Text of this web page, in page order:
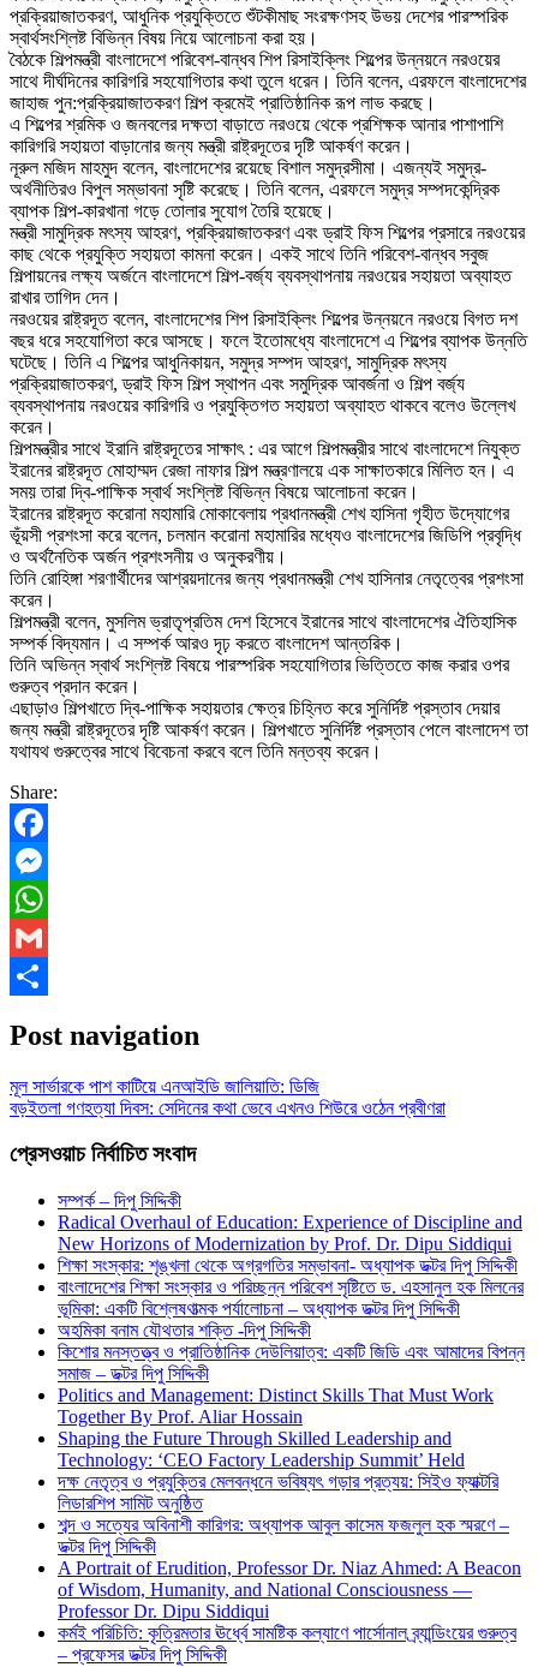
প্রক্রিয়াজাতকরণ, আধুনিক প্রযুক্তিতে শুঁটকীমাছ সংরক্ষণসহ উভয় দেশের পারস্পরিক
স্বার্থসংশ্লিষ্ট বিভিন্ন বিষয় নিয়ে আলোচনা করা হয়।
বৈঠকে শিল্পমন্ত্রী বাংলাদেশে পরিবেশ-বান্ধব শিপ রিসাইক্লিং শিল্পের উন্নয়নে নরওয়ের
সাথে দীর্ঘদিনের কারিগরি সহযোগিতার কথা তুলে ধরেন। তিনি বলেন, এরফলে বাংলাদেশের
জাহাজ পুন:প্রক্রিয়াজাতকরণ শিল্প ক্রমেই প্রাতিষ্ঠানিক রূপ লাভ করছে।
এ শিল্পের শ্রমিক ও জনবলের দক্ষতা বাড়াতে নরওয়ে থেকে প্রশিক্ষক আনার পাশাপাশি
কারিগরি সহায়তা বাড়ানোর জন্য মন্ত্রী রাষ্ট্রদূতের দৃষ্টি আকর্ষণ করেন।
নূরুল মজিদ মাহমুদ বলেন, বাংলাদেশের রয়েছে বিশাল সমুদ্রসীমা। এজন্যই সমুদ্র-
অর্থনীতিরও বিপুল সম্ভাবনা সৃষ্টি করেছে। তিনি বলেন, এরফলে সমুদ্র সম্পদকেন্দ্রিক
ব্যাপক শিল্প-কারখানা গড়ে তোলার সুযোগ তৈরি হয়েছে।
মন্ত্রী সামুদ্রিক মৎস্য আহরণ, প্রক্রিয়াজাতকরণ এবং ড্রাই ফিস শিল্পের প্রসারে নরওয়ের
কাছ থেকে প্রযুক্তি সহায়তা কামনা করেন। একই সাথে তিনি পরিবেশ-বান্ধব সবুজ
শিল্পায়নের লক্ষ্য অর্জনে বাংলাদেশে শিল্প-বর্জ্য ব্যবস্থাপনায় নরওয়ের সহায়তা অব্যাহত
রাখার তাগিদ দেন।
নরওয়ের রাষ্ট্রদূত বলেন, বাংলাদেশের শিপ রিসাইক্লিং শিল্পের উন্নয়নে নরওয়ে বিগত দশ
বছর ধরে সহযোগিতা করে আসছে। ফলে ইতোমধ্যে বাংলাদেশে এ শিল্পের ব্যাপক উন্নতি
ঘটেছে। তিনি এ শিল্পের আধুনিকায়ন, সমুদ্র সম্পদ আহরণ, সামুদ্রিক মৎস্য
প্রক্রিয়াজাতকরণ, ড্রাই ফিস শিল্প স্থাপন এবং সমুদ্রিক আবর্জনা ও শিল্প বর্জ্য
ব্যবস্থাপনায় নরওয়ের কারিগরি ও প্রযুক্তিগত সহায়তা অব্যাহত থাকবে বলেও উল্লেখ
করেন।
শিল্পমন্ত্রীর সাথে ইরানি রাষ্ট্রদূতের সাক্ষাৎ : এর আগে শিল্পমন্ত্রীর সাথে বাংলাদেশে নিযুক্ত
ইরানের রাষ্ট্রদূত মোহাম্মদ রেজা নাফার শিল্প মন্ত্রণালয়ে এক সাক্ষাতকারে মিলিত হন। এ
সময় তারা দ্বি-পাক্ষিক স্বার্থ সংশ্লিষ্ট বিভিন্ন বিষয়ে আলোচনা করেন।
ইরানের রাষ্ট্রদূত করোনা মহামারি মোকাবেলায় প্রধানমন্ত্রী শেখ হাসিনা গৃহীত উদ্যোগের
ভূঁয়সী প্রশংসা করে বলেন, চলমান করোনা মহামারির মধ্যেও বাংলাদেশের জিডিপি প্রবৃদ্ধি
ও অর্থনৈতিক অর্জন প্রশংসনীয় ও অনুকরণীয়।
তিনি রোহিঙ্গা শরণার্থীদের আশ্রয়দানের জন্য প্রধানমন্ত্রী শেখ হাসিনার নেতৃত্বের প্রশংসা
করেন।
শিল্পমন্ত্রী বলেন, মুসলিম ভ্রাতৃপ্রতিম দেশ হিসেবে ইরানের সাথে বাংলাদেশের ঐতিহাসিক
সম্পর্ক বিদ্যমান। এ সম্পর্ক আরও দৃঢ় করতে বাংলাদেশ আন্তরিক।
তিনি অভিন্ন স্বার্থ সংশ্লিষ্ট বিষয়ে পারস্পরিক সহযোগিতার ভিত্তিতে কাজ করার ওপর
গুরুত্ব প্রদান করেন।
এছাড়াও শিল্পখাতে দ্বি-পাক্ষিক সহায়তার ক্ষেত্র চিহ্নিত করে সুনির্দিষ্ট প্রস্তাব দেয়ার
জন্য মন্ত্রী রাষ্ট্রদূতের দৃষ্টি আকর্ষণ করেন। শিল্পখাতে সুনির্দিষ্ট প্রস্তাব পেলে বাংলাদেশ তা
যথাযথ গুরুত্বের সাথে বিবেচনা করবে বলে তিনি মন্তব্য করেন।
Share:
Facebook
Messenger
WhatsApp
Gmail
Post navigation
মূল সার্ভারকে পাশ কাটিয়ে এনআইডি জালিয়াতি: ডিজি
বড়ইতলা গণহত্যা দিবস: সেদিনের কথা ভেবে এখনও শিউরে ওঠেন প্রবীণরা
প্রেসওয়াচ নির্বাচিত সংবাদ
সম্পর্ক – দিপু সিদ্দিকী
Radical Overhaul of Education: Experience of Discipline and
New Horizons of Modernization by Prof. Dr. Dipu Siddiqui
শিক্ষা সংস্কার: শৃঙ্খলা থেকে অগ্রগতির সম্ভাবনা- অধ্যাপক ডক্টর দিপু সিদ্দিকী
বাংলাদেশের শিক্ষা সংস্কার ও পরিচ্ছন্ন পরিবেশ সৃষ্টিতে ড. এহসানুল হক মিলনের
ভূমিকা: একটি বিশ্লেষণাত্মক পর্যালোচনা – অধ্যাপক ডক্টর দিপু সিদ্দিকী
অহমিকা বনাম যৌথতার শক্তি -দিপু সিদ্দিকী
কিশোর মনস্তত্ত্ব ও প্রাতিষ্ঠানিক দেউলিয়াত্ব: একটি জিডি এবং আমাদের বিপন্ন
সমাজ – ডক্টর দিপু সিদ্দিকী
Politics and Management: Distinct Skills That Must Work
Together By Prof. Aliar Hossain
Shaping the Future Through Skilled Leadership and
Technology: ‘CEO Factory Leadership Summit’ Held
দক্ষ নেতৃত্ব ও প্রযুক্তির মেলবন্ধনে ভবিষ্যৎ গড়ার প্রত্যয়: সিইও ফ্যাক্টরি
লিডারশিপ সামিট অনুষ্ঠিত
শব্দ ও সত্যের অবিনাশী কারিগর: অধ্যাপক আবুল কাসেম ফজলুল হক স্মরণে –
ডক্টর দিপু সিদ্দিকী
A Portrait of Erudition, Professor Dr. Niaz Ahmed: A Beacon
of Wisdom, Humanity, and National Consciousness —
Professor Dr. Dipu Siddiqui
কর্মই পরিচিতি: কৃত্রিমতার ঊর্ধ্বে সামষ্টিক কল্যাণে পার্সোনাল ব্র্যান্ডিংয়ের গুরুত্ব
– প্রফেসর ডক্টর দিপু সিদ্দিকী